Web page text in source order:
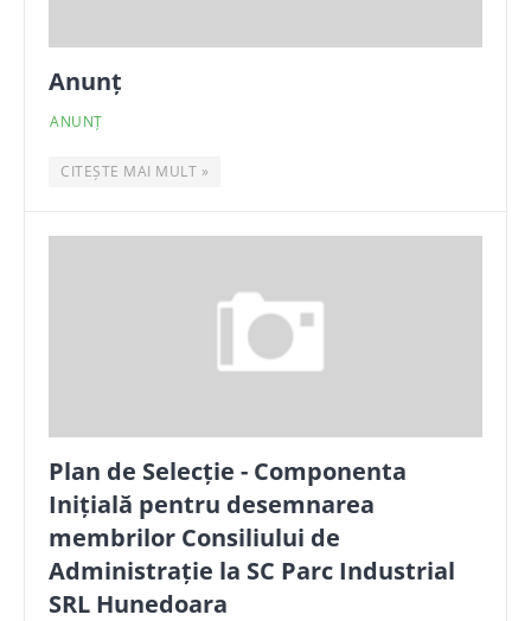
Anunț
ANUNȚ
CITEȘTE MAI MULT »
Plan de Selecție - Componenta
Inițială pentru desemnarea
membrilor Consiliului de
Administrație la SC Parc Industrial
SRL Hunedoara